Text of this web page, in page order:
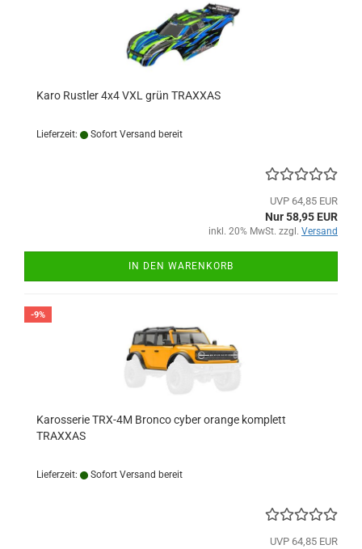
Karo Rustler 4x4 VXL grün TRAXXAS
Lieferzeit: Sofort Versand bereit
UVP 64,85 EUR
Nur 58,95 EUR
inkl. 20% MwSt. zzgl. Versand
IN DEN WARENKORB
-9%
Karosserie TRX-4M Bronco cyber orange komplett
TRAXXAS
Lieferzeit: Sofort Versand bereit
UVP 64,85 EUR